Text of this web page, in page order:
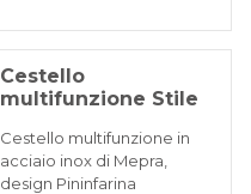
Cestello
multifunzione Stile
Cestello multifunzione in
acciaio inox di Mepra,
design Pininfarina